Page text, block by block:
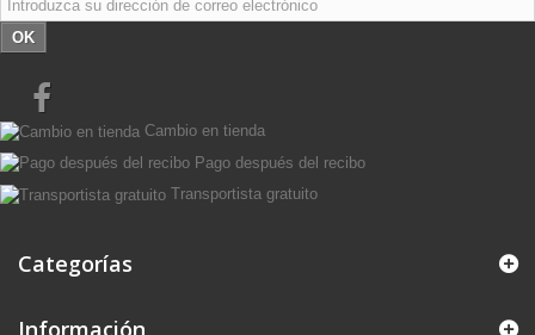
OK
Cambio en tienda
Pago después del recibo
Transportista gratuito
Categorías
Información